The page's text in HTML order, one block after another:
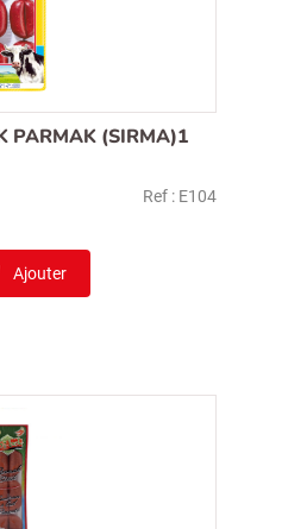
PARMAK (SIRMA)1
Ref : E104
Ajouter